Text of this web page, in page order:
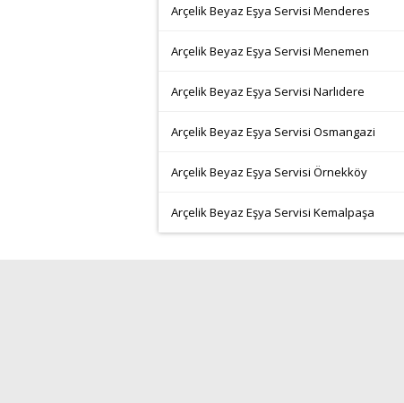
Arçelik Beyaz Eşya Servisi Menderes
Arçelik Beyaz Eşya Servisi Menemen
Arçelik Beyaz Eşya Servisi Narlıdere
Arçelik Beyaz Eşya Servisi Osmangazi
Arçelik Beyaz Eşya Servisi Örnekköy
Arçelik Beyaz Eşya Servisi Kemalpaşa